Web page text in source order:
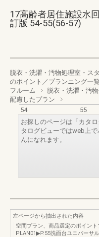
17高齢者居住施設水
訂版 54-55(56-57)
脱衣・洗濯・汚物処理室・ス
のポイント／プランニング一覧
フルーム
脱衣・洗濯・汚
配慮したプラン
54
55
お探しのページは「カタ
タログビューではweb上
んになれます。
左ページから抽出された内容
空間プラン、商品選定のポイン
PLAN01▶P.55洗面台ユニバーサ